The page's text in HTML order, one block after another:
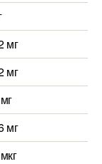
мг
мг
мг